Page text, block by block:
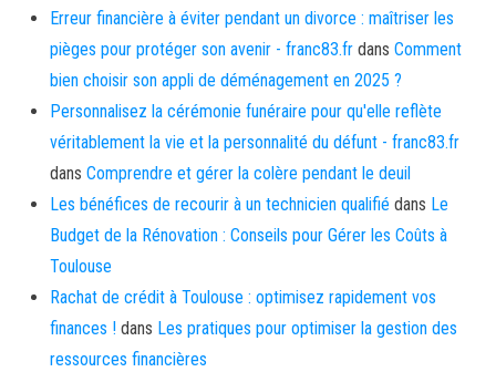
Erreur financière à éviter pendant un divorce : maîtriser les
pièges pour protéger son avenir - franc83.fr dans Comment
bien choisir son appli de déménagement en 2025 ?
Personnalisez la cérémonie funéraire pour qu'elle reflète
véritablement la vie et la personnalité du défunt - franc83.fr
dans Comprendre et gérer la colère pendant le deuil
Les bénéfices de recourir à un technicien qualifié dans Le
Budget de la Rénovation : Conseils pour Gérer les Coûts à
Toulouse
Rachat de crédit à Toulouse : optimisez rapidement vos
finances ! dans Les pratiques pour optimiser la gestion des
ressources financières